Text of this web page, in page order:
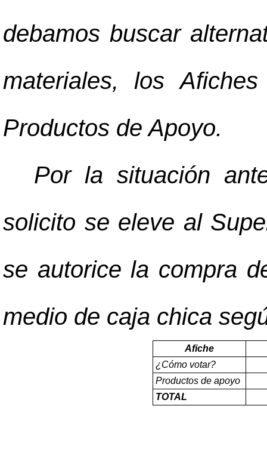
debamos buscar
materiales, los
Productos de Apoyo.
Por la situación
solicito se eleve al
se autorice la compra
medio de caja chica
Afiche
¿Cómo votar?
Productos de apoyo
TOTAL